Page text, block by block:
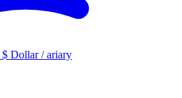
$ Dollar / ariary